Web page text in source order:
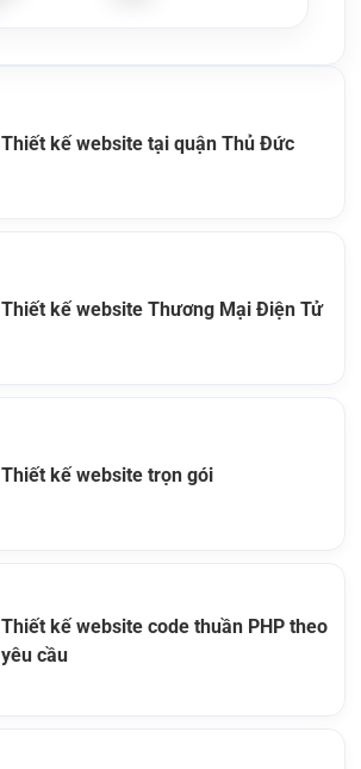
Thiết kế website tại quận Thủ Đức
Thiết kế website Thương Mại Điện Tử
Thiết kế website trọn gói
Thiết kế website code thuần PHP theo
yêu cầu